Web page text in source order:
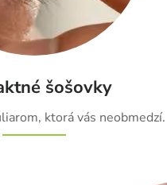
šošovky
ktorá vás neobmedzí.